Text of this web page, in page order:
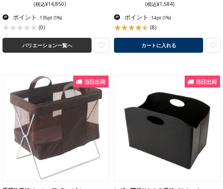
(税込¥14,850)
ポイント : 135pt (1%)
(0)
バリエーション一覧へ
(税込¥1,584)
ポイント : 14pt (1%)
(8)
カートに入れる